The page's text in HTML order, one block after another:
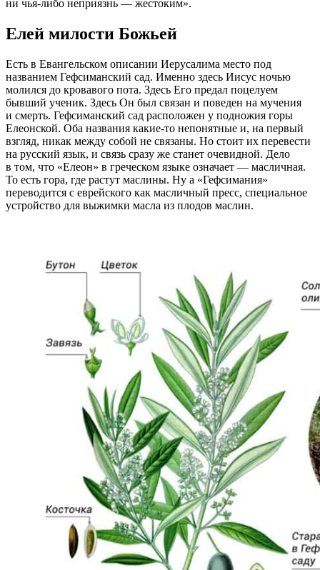
ни чья-либо неприязнь — жестоким».
Елей милости Божьей
Есть в Евангельском описании Иерусалима место под
названием Гефсиманский сад. Именно здесь Иисус ночью
молился до кровавого пота. Здесь Его предал поцелуем
бывший ученик. Здесь Он был связан и поведен на мучения
и смерть. Гефсиманский сад расположен у подножия горы
Елеонской. Оба названия какие-то непонятные и, на первый
взгляд, никак между собой не связаны. Но стоит их перевести
на русский язык, и связь сразу же станет очевидной. Дело
в том, что «Елеон» в греческом языке означает — масличная.
То есть гора, где растут маслины. Ну а «Гефсимания»
переводится с еврейского как масличный пресс, специальное
устройство для выжимки масла из плодов маслин.